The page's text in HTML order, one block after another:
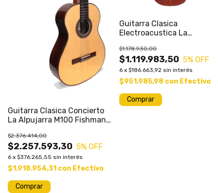
Guitarra Clasica Concierto
La Alpujarra M100 Fishman
$2.257.593,30
$2.376.414,00
5% OFF
6 x $376.265,55 sin interés
$1.918.954,31 con Efectivo
Comprar
Guitarra Clasica
Electroacustica La
$1.119.983,50
$1.178.930,00
5% OFF
6 x $186.663,92 sin interés
$951.985,98 con Efectivo
Comprar